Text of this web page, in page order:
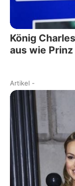
König
aus wie
Artikel -